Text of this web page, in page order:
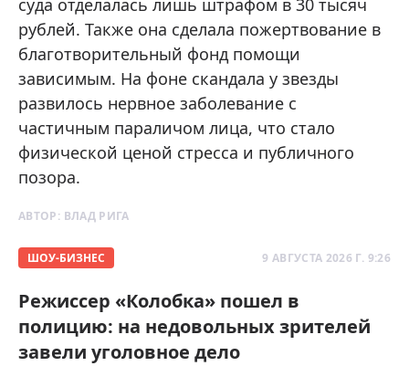
суда отделалась лишь штрафом в 30 тысяч
рублей. Также она сделала пожертвование в
благотворительный фонд помощи
зависимым. На фоне скандала у звезды
развилось нервное заболевание с
частичным параличом лица, что стало
физической ценой стресса и публичного
позора.
АВТОР: ВЛАД РИГА
ШОУ-БИЗНЕС 9 АВГУСТА 2026 Г. 9:26
Режиссер «Колобка» пошел в
полицию: на недовольных зрителей
завели уголовное дело